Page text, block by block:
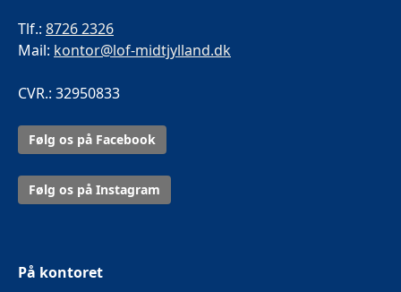
Tlf.: 8726 2326
Mail: kontor@lof-midtjylland.dk
CVR.: 32950833
Følg os på Facebook
Følg os på Instagram
På kontoret